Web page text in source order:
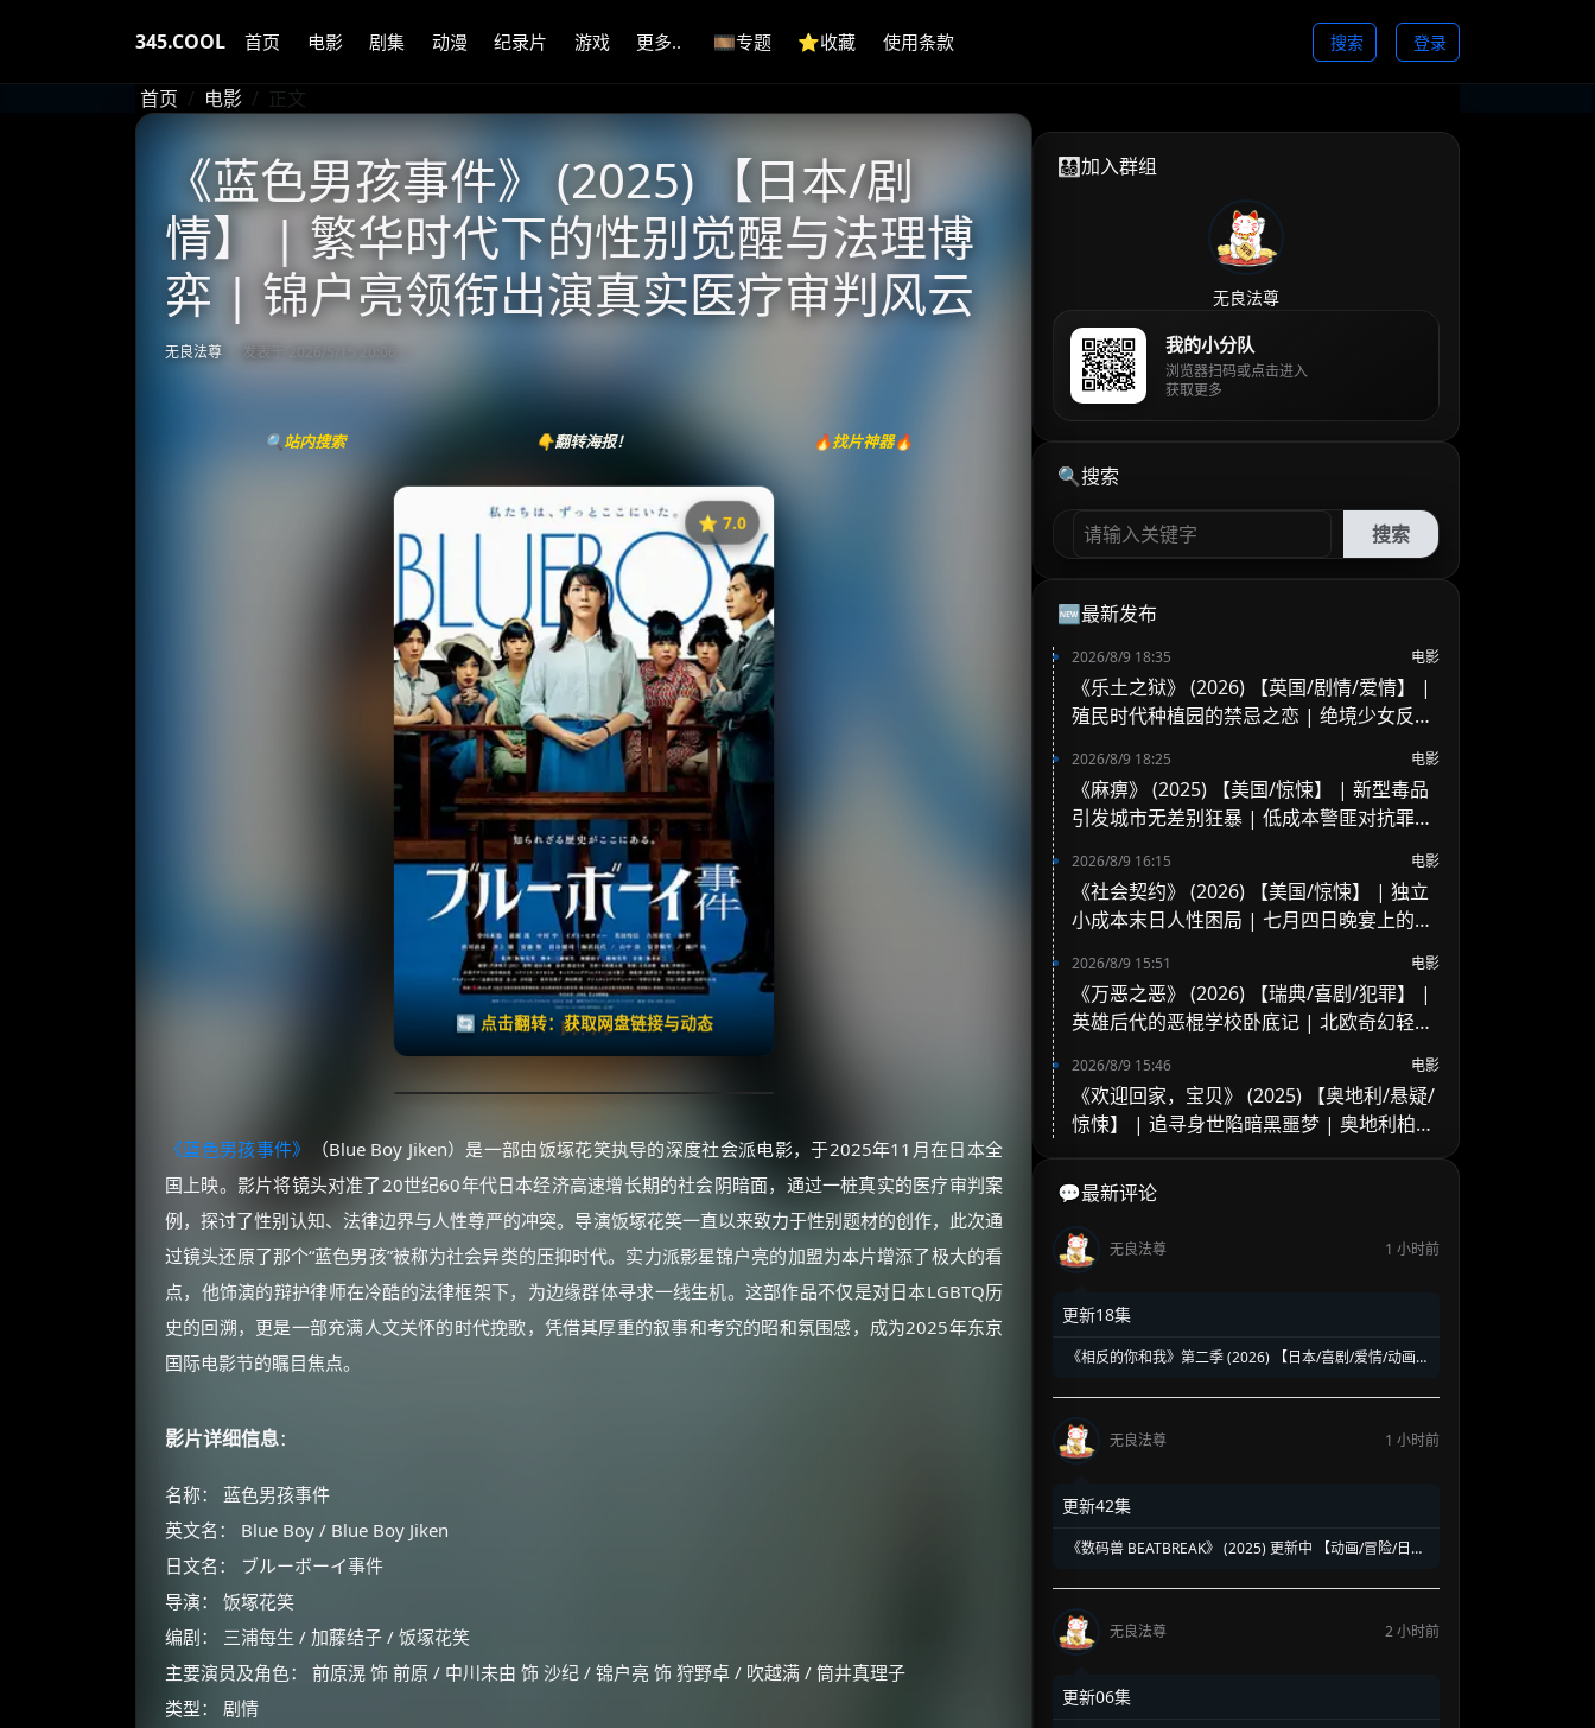
345.COOL 首页 电影 剧集 动漫 纪录片 游戏 更多.. 🎞️专题 ⭐️收藏 使用条款 搜索 登录
首页 电影 正文
《蓝色男孩事件》 (2025) 【日本/剧
情】 | 繁华时代下的性别觉醒与法理博
弈 | 锦户亮领衔出演真实医疗审判风云
无良法尊 发表于 2026/5/15 20:06
🔍站内搜索 👇翻转海报！ 🔥找片神器🔥
⭐️ 7.0
🔄 点击翻转：获取网盘链接与动态
《ブルーボーイ事件》
收藏
⭐️ 评分：7.0 | 🎬 2025年
夸克网盘
百度网盘
失效请反馈
🧧️
天天领红包
《蓝色男孩事件》
（Blue Boy Jiken）是一部由饭塚花笑执导的深度社会派电影，于2025年11月在日本全
国上映。影片将镜头对准了20世纪60年代日本经济高速增长期的社会阴暗面，通过一桩真实的医疗审判案
例，探讨了性别认知、法律边界与人性尊严的冲突。导演饭塚花笑一直以来致力于性别题材的创作，此次通
过镜头还原了那个“蓝色男孩”被称为社会异类的压抑时代。实力派影星锦户亮的加盟为本片增添了极大的看
点，他饰演的辩护律师在冷酷的法律框架下，为边缘群体寻求一线生机。这部作品不仅是对日本LGBTQ历
史的回溯，更是一部充满人文关怀的时代挽歌，凭借其厚重的叙事和考究的昭和氛围感，成为2025年东京
国际电影节的瞩目焦点。
影片详细信息：
名称： 蓝色男孩事件
英文名： Blue Boy / Blue Boy Jiken
日文名： ブルーボーイ事件
导演： 饭塚花笑
编剧： 三浦每生 / 加藤结子 / 饭塚花笑
主要演员及角色： 前原滉 饰 前原 / 中川未由 饰 沙纪 / 锦户亮 饰 狩野卓 / 吹越满 / 筒井真理子
类型： 剧情
👨‍👩‍👧‍👦加入群组
无良法尊
我的小分队
浏览器扫码或点击进入
获取更多
🔍搜索
搜索
🆕最新发布
2026/8/9 18:35 电影
《乐土之狱》 (2026) 【英国/剧情/爱情】 |
殖民时代种植园的禁忌之恋 | 绝境少女反抗
2026/8/9 18:25 电影
《麻痹》 (2025) 【美国/惊悚】 | 新型毒品
引发城市无差别狂暴 | 低成本警匪对抗罪恶
2026/8/9 16:15 电影
《社会契约》 (2026) 【美国/惊悚】 | 独立
小成本末日人性困局 | 七月四日晚宴上的生
2026/8/9 15:51 电影
《万恶之恶》 (2026) 【瑞典/喜剧/犯罪】 |
英雄后代的恶棍学校卧底记 | 北欧奇幻轻喜
2026/8/9 15:46 电影
《欢迎回家，宝贝》 (2025) 【奥地利/悬疑/
惊悚】 | 追寻身世陷暗黑噩梦 | 奥地利柏林
💬最新评论
无良法尊 1 小时前
更新18集
《相反的你和我》第二季 (2026) 【日本/喜剧/爱情/动画】
番
无良法尊
1 小时前
更新42集
《数码兽 BEATBREAK》 (2025) 更新中 【动画/冒险/日
数码冒险
无良法尊
2 小时前
更新06集